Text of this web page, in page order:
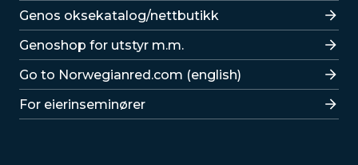
Lenker
Genos oksekatalog/nettbutikk
Genoshop for utstyr m.m.
Go to Norwegianred.com (english)
For eierinseminører